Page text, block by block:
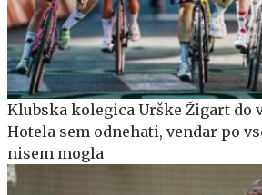
Klubska kolegica Urške Žigart do
Hotela sem odnehati, vendar po
nisem mogla